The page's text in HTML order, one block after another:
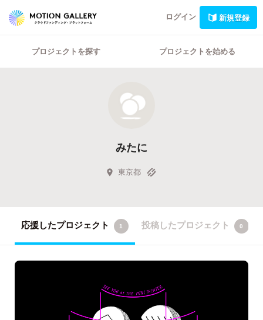
ログイン 新規登録
プロジェクトを探す プロジェクトを始める
みたに
東京都
応援したプロジェクト 1 投稿したプロジェクト 0